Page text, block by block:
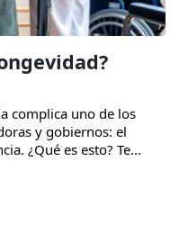
complica uno de los
y gobiernos: el
¿Qué es esto? Te...